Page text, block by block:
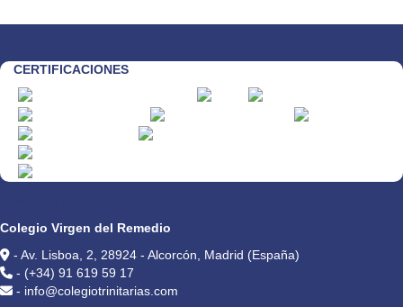
CERTIFICACIONES
Colegio Virgen del Remedio
- Av. Lisboa, 2, 28924 - Alcorcón, Madrid (España)
- (+34) 91 619 59 17
- info@colegiotrinitarias.com